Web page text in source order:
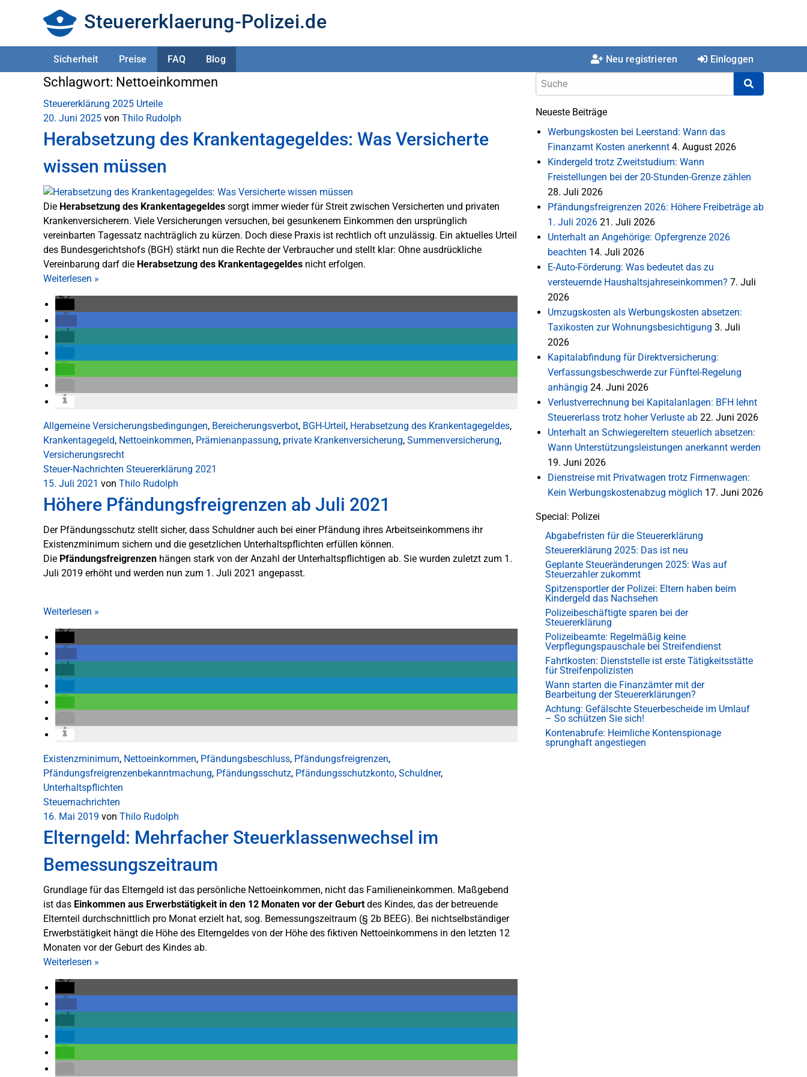
Steuererklaerung-Polizei.de
Sicherheit Preise FAQ Blog Neu registrieren Einloggen
Schlagwort: Nettoeinkommen
Steuererklärung 2025 Urteile
20. Juni 2025 von Thilo Rudolph
Herabsetzung des Krankentagegeldes: Was Versicherte
wissen müssen
Die Herabsetzung des Krankentagegeldes sorgt immer wieder für Streit zwischen Versicherten und privaten
Krankenversicherern. Viele Versicherungen versuchen, bei gesunkenem Einkommen den ursprünglich
vereinbarten Tagessatz nachträglich zu kürzen. Doch diese Praxis ist rechtlich oft unzulässig. Ein aktuelles Urteil
des Bundesgerichtshofs (BGH) stärkt nun die Rechte der Verbraucher und stellt klar: Ohne ausdrückliche
Vereinbarung darf die Herabsetzung des Krankentagegeldes nicht erfolgen.
Weiterlesen »
Allgemeine Versicherungsbedingungen, Bereicherungsverbot, BGH-Urteil, Herabsetzung des Krankentagegeldes,
Krankentagegeld, Nettoeinkommen, Prämienanpassung, private Krankenversicherung, Summenversicherung,
Versicherungsrecht
Steuer-Nachrichten Steuererklärung 2021
15. Juli 2021 von Thilo Rudolph
Höhere Pfändungsfreigrenzen ab Juli 2021
Der Pfändungsschutz stellt sicher, dass Schuldner auch bei einer Pfändung ihres Arbeitseinkommens ihr
Existenzminimum sichern und die gesetzlichen Unterhaltspflichten erfüllen können.
Die Pfändungsfreigrenzen hängen stark von der Anzahl der Unterhaltspflichtigen ab. Sie wurden zuletzt zum 1.
Juli 2019 erhöht und werden nun zum 1. Juli 2021 angepasst.
Weiterlesen »
Existenzminimum, Nettoeinkommen, Pfändungsbeschluss, Pfändungsfreigrenzen,
Pfändungsfreigrenzenbekanntmachung, Pfändungsschutz, Pfändungsschutzkonto, Schuldner,
Unterhaltspflichten
Steuernachrichten
16. Mai 2019 von Thilo Rudolph
Elterngeld: Mehrfacher Steuerklassenwechsel im
Bemessungszeitraum
Grundlage für das Elterngeld ist das persönliche Nettoeinkommen, nicht das Familieneinkommen. Maßgebend
ist das Einkommen aus Erwerbstätigkeit in den 12 Monaten vor der Geburtdes Kindes, das der betreuende
Elternteil durchschnittlich pro Monat erzielt hat, sog. Bemessungszeitraum (§ 2b BEEG). Bei nichtselbständiger
Erwerbstätigkeit hängt die Höhe des Elterngeldes von der Höhe des fiktiven Nettoeinkommens in den letzten 12
Monaten vor der Geburt des Kindes ab.
Weiterlesen »
Neueste Beiträge
Werbungskosten bei Leerstand: Wann das
Finanzamt Kosten anerkennt 4. August 2026
Kindergeld trotz Zweitstudium: Wann
Freistellungen bei der 20-Stunden-Grenze zählen
28. Juli 2026
Pfändungsfreigrenzen 2026: Höhere Freibeträge ab
1. Juli 2026 21. Juli 2026
Unterhalt an Angehörige: Opfergrenze 2026
beachten 14. Juli 2026
E-Auto-Förderung: Was bedeutet das zu
versteuernde Haushaltsjahreseinkommen? 7. Juli
2026
Umzugskosten als Werbungskosten absetzen:
Taxikosten zur Wohnungsbesichtigung 3. Juli
2026
Kapitalabfindung für Direktversicherung:
Verfassungsbeschwerde zur Fünftel-Regelung
anhängig 24. Juni 2026
Verlustverrechnung bei Kapitalanlagen: BFH lehnt
Steuererlass trotz hoher Verluste ab 22. Juni 2026
Unterhalt an Schwiegereltern steuerlich absetzen:
Wann Unterstützungsleistungen anerkannt werden
19. Juni 2026
Dienstreise mit Privatwagen trotz Firmenwagen:
Kein Werbungskostenabzug möglich 17. Juni 2026
Special: Polizei
Abgabefristen für die Steuererklärung
Steuererklärung 2025: Das ist neu
Geplante Steueränderungen 2025: Was auf
Steuerzahler zukommt
Spitzensportler der Polizei: Eltern haben beim
Kindergeld das Nachsehen
Polizeibeschäftigte sparen bei der
Steuererklärung
Polizeibeamte: Regelmäßig keine
Verpflegungspauschale bei Streifendienst
Fahrtkosten: Dienststelle ist erste Tätigkeitsstätte
für Streifenpolizisten
Wann starten die Finanzämter mit der
Bearbeitung der Steuererklärungen?
Achtung: Gefälschte Steuerbescheide im Umlauf
– So schützen Sie sich!
Kontenabrufe: Heimliche Kontenspionage
sprunghaft angestiegen